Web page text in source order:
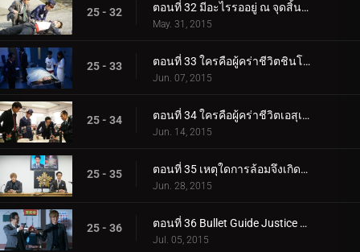
25 - 32 ตอนที่ 32 มีอะไรรออยู่ ณ จุดสิ้นสุดของวิวัฒนาการ?
May. 31, 2015
25 - 33 ตอนที่ 33 ใครคือผู้คร่าชีวิตชินโนะสุเกะ โทมาริ?
Jun. 07, 2015
25 - 34 ตอนที่ 34 ใครคือผู้คร่าชีวิตเอสุเกะ โทมาริ?
Jun. 14, 2015
25 - 35 ตอนที่ 35 เหตุใดการล้อมจึงเกิดขึ้น?
Jun. 28, 2015
25 - 36 ตอนที่ 36 Bullet Guide Justice อยู่ที่ไหน?
Jul. 05, 2015